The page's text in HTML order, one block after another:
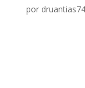
por druantias74